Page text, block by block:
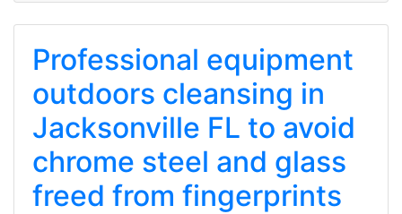
Professional equipment
outdoors cleansing in
Jacksonville FL to avoid
chrome steel and glass
freed from fingerprints